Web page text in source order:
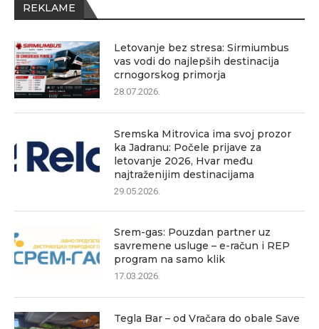
REKLAME
Letovanje bez stresa: Sirmiumbus
vas vodi do najlepših destinacija
crnogorskog primorja
28.07.2026.
Sremska Mitrovica ima svoj prozor
ka Jadranu: Počele prijave za
letovanje 2026, Hvar među
najtraženijim destinacijama
29.05.2026.
Srem-gas: Pouzdan partner uz
savremene usluge – e-račun i REP
program na samo klik
17.03.2026.
Tegla Bar – od Vračara do obale Save